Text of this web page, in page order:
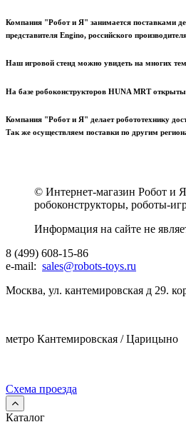
Компания "Робот и Я" занимается поставками
представителя Engino, российского
Наш игровой стенд можно увидеть на многих
На базе робоконструкторов HUNA MRT
Компания "Робот и Я" делает робототехнику
Так же осуществляем поставки по другим
© Интернет-магазин Робот и Я
робоконструкторы, роботы-
Информация на сайте не
8 (499) 608-15-86
e-mail: sales@robots-toys.ru
Москва, ул. кантемировская д 29.
метро Кантемировская / Царицыно
Схема проезда
Каталог